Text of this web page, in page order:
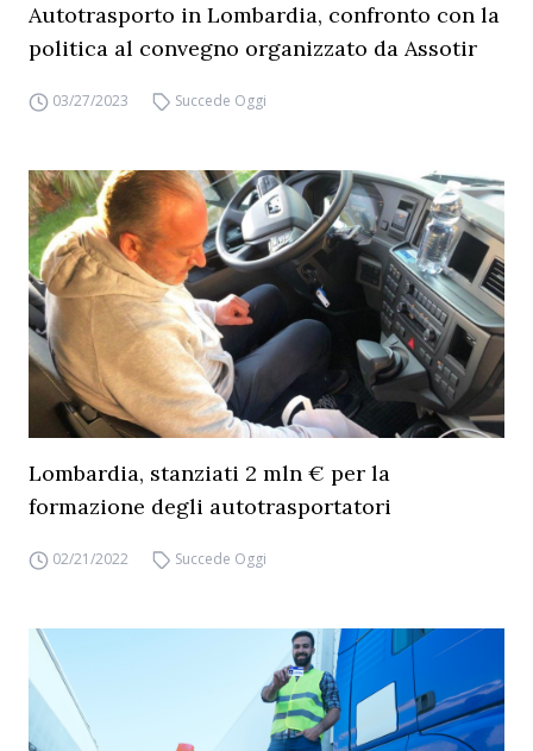
Autotrasporto in Lombardia, confronto con la
politica al convegno organizzato da Assotir
03/27/2023 Succede Oggi
Lombardia, stanziati 2 mln € per la
formazione degli autotrasportatori
02/21/2022 Succede Oggi